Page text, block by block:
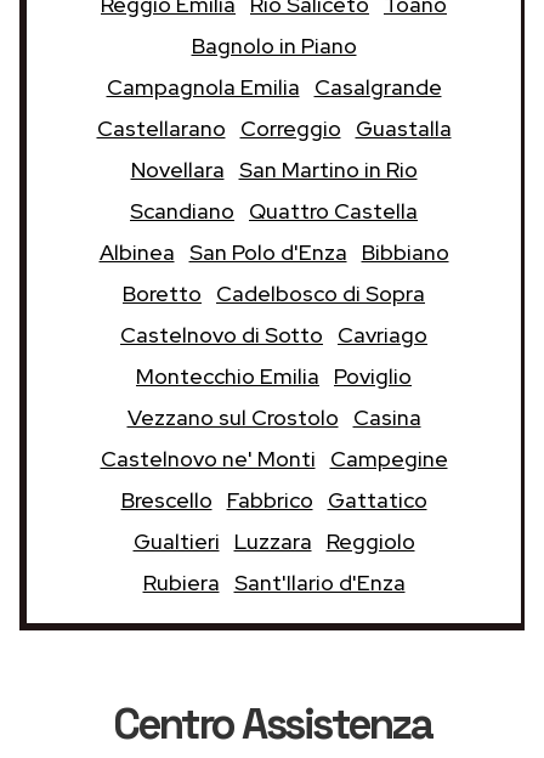
Bagnolo in Piano
Campagnola Emilia
Casalgrande
Castellarano
Correggio
Guastalla
Novellara San Martino in Rio
Scandiano
Quattro Castella
Albinea San Polo d'Enza
Bibbiano
Boretto
Cadelbosco di Sopra
Castelnovo di Sotto
Cavriago
Montecchio Emilia
Poviglio
Vezzano sul Crostolo
Casina
Castelnovo ne' Monti
Campegine
Brescello
Fabbrico
Gattatico
Gualtieri
Luzzara
Reggiolo
Rubiera Sant'Ilario d'Enza
Centro Assistenza